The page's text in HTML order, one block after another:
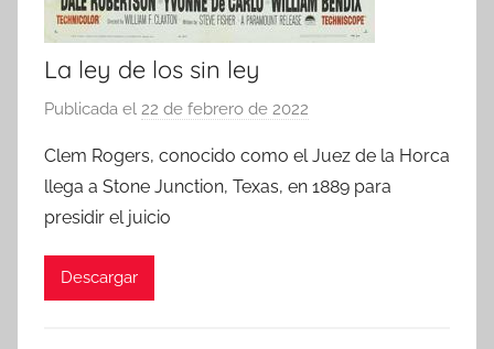
La ley de los sin ley
Publicada el 22 de febrero de 2022
r
Clem Rogers, conocido como el Juez de la Horca
llega a Stone Junction, Texas, en 1889 para
presidir el juicio
Descargar